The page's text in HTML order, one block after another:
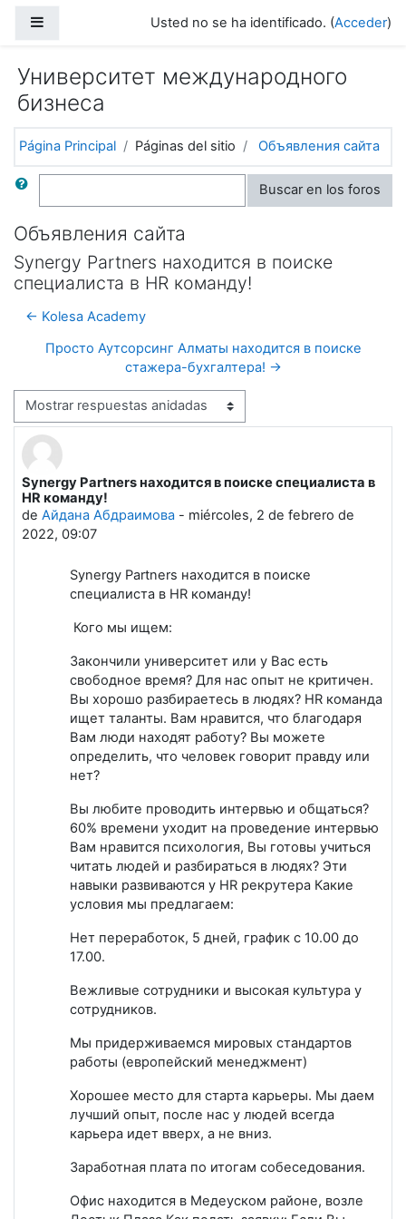
Usted no se ha identificado. (Acceder)
Университет международного
бизнеса
Página Principal Páginas del sitio Объявления сайта
Buscar Buscar en los foros
Объявления сайта
Synergy Partners находится в поиске
специалиста в HR команду!
← Kolesa Academy
Просто Аутсорсинг Алматы находится в поиске
стажера-бухгалтера! →
Mostrar modo
Synergy Partners находится в поиске специалиста в
HR команду!
de Айдана Абдраимова - miércoles, 2 de febrero de
2022, 09:07
Número de respuestas: 0
Synergy Partners находится в поиске
специалиста в HR команду!
Кого мы ищем:
Закончили университет или у Вас есть
свободное время? Для нас опыт не критичен.
Вы хорошо разбираетесь в людях? HR команда
ищет таланты. Вам нравится, что благодаря
Вам люди находят работу? Вы можете
определить, что человек говорит правду или
нет?
Вы любите проводить интервью и общаться?
60% времени уходит на проведение интервью
Вам нравится психология, Вы готовы учиться
читать людей и разбираться в людях? Эти
навыки развиваются у HR рекрутера Какие
условия мы предлагаем:
Нет переработок, 5 дней, график с 10.00 до
17.00.
Вежливые сотрудники и высокая культура у
сотрудников.
Мы придерживаемся мировых стандартов
работы (европейский менеджмент)
Хорошее место для старта карьеры. Мы даем
лучший опыт, после нас у людей всегда
карьера идет вверх, а не вниз.
Заработная плата по итогам собеседования.
Офис находится в Медеуском районе, возле